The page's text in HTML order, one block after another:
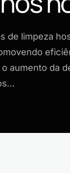
de limpeza
aumento da